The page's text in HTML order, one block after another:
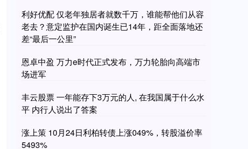
利好优配 仅老年独居者就数千万，谁能帮他们从容
老去？意定监护在国内诞生已14年，距全面落地还
差“最后一公里”
恩卓中盈 万力e时代正式发布，万力轮胎向高端市
场进军
丰云股票 一年能存下3万元的人, 在我国属于什么水
平 内行人说出了答案
涨上策 10月24日利柏转债上涨049%，转股溢价率
5493%